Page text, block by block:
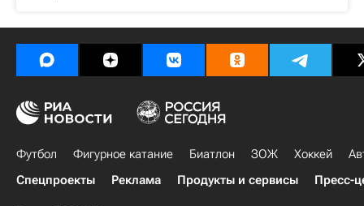
Футбол Фигурное катание Биатлон ЗОЖ Хоккей
Спецпроекты
Реклама Продукты и сервисы Пресс-